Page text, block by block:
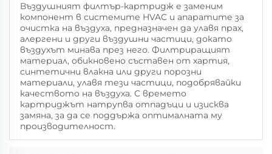
Въздушният филтър-картридж е заменим
компонент в системите HVAC и апаратите за
очистка на въздуха, предназначен да улавя прах,
алергени и други въздушни частици, докато
въздухът минава през него. Филтриращият
материал, обикновено съставен от хартия,
синтетични влакна или други порозни
материали, улавя тези частици, подобрявайки
качеството на въздуха. С времето
картриджът натрупва отпадъци и изисква
замяна, за да се поддържа оптималната му
производителност.